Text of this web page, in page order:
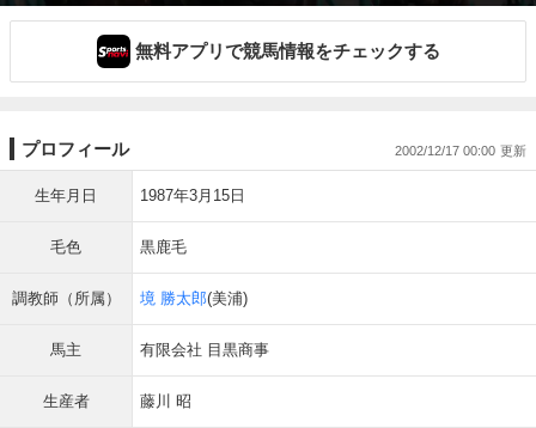
無料アプリで競馬情報をチェックする
プロフィール 2002/12/17 00:00
生年月日 1987年3月15日
毛色 黒鹿毛
調教師（所属） 境 勝太郎(美浦)
馬主 有限会社 目黒商事
生産者 藤川 昭